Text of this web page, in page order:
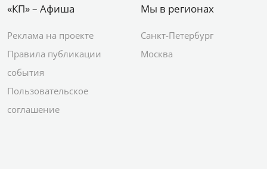
«КП» – Афиша
Реклама на проекте
Правила публикации
события
Пользовательское
соглашение
Мы в регионах
Санкт-Петербург
Москва